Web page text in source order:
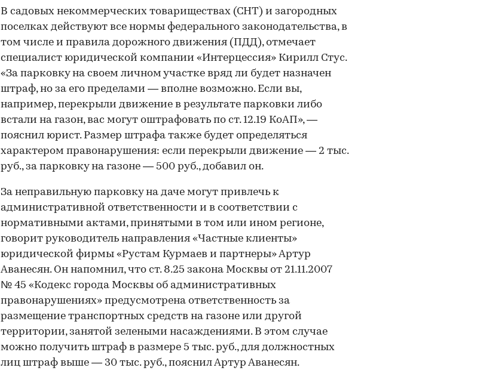
В садовых некоммерческих товариществах (СНТ) и загородных
поселках действуют все нормы федерального законодательства, в
том числе и правила дорожного движения (ПДД), отмечает
специалист юридической компании «Интерцессия» Кирилл Стус.
«За парковку на своем личном участке вряд ли будет назначен
штраф, но за его пределами — вполне возможно. Если вы,
например, перекрыли движение в результате парковки либо
встали на газон, вас могут оштрафовать по ст. 12.19 КоАП», —
пояснил юрист. Размер штрафа также будет определяться
характером правонарушения: если перекрыли движение — 2 тыс.
руб., за парковку на газоне — 500 руб., добавил он.
За неправильную парковку на даче могут привлечь к
административной ответственности и в соответствии с
нормативными актами, принятыми в том или ином регионе,
говорит руководитель направления «Частные клиенты»
юридической фирмы «Рустам Курмаев и партнеры» Артур
Аванесян. Он напомнил, что ст. 8.25 закона Москвы от 21.11.2007
№ 45 «Кодекс города Москвы об административных
правонарушениях» предусмотрена ответственность за
размещение транспортных средств на газоне или другой
территории, занятой зелеными насаждениями. В этом случае
можно получить штраф в размере 5 тыс. руб., для должностных
лиц штраф выше — 30 тыс. руб., пояснил Артур Аванесян.